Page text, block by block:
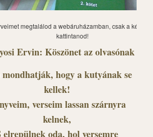
megtalálod a webáruházamban, csak a képre
kattintanod!
Ervin: Köszönet az olvasónak
mondhatják, hogy a kutyának se
kellek!
verseim lassan szárnyra
kelnek,
elrepülnek oda, hol versemre